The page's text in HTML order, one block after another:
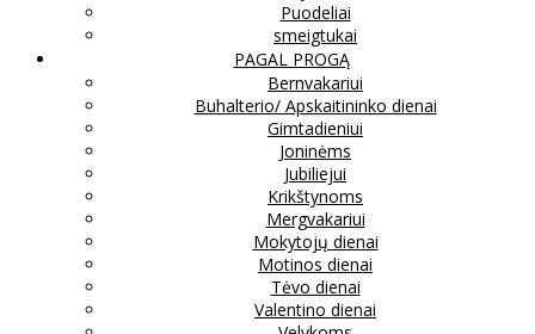
Puodeliai
smeigtukai
PAGAL PROGĄ
Bernvakariui
Buhalterio/ Apskaitininko dienai
Gimtadieniui
Joninėms
Jubiliejui
Krikštynoms
Mergvakariui
Mokytojų dienai
Motinos dienai
Tėvo dienai
Valentino dienai